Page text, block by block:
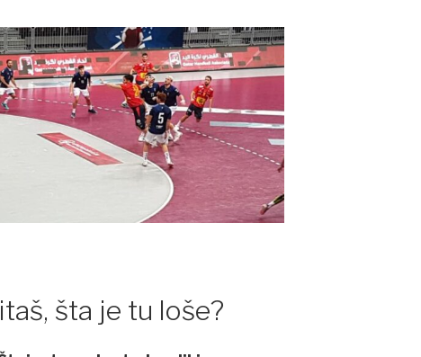
šta je tu loše?